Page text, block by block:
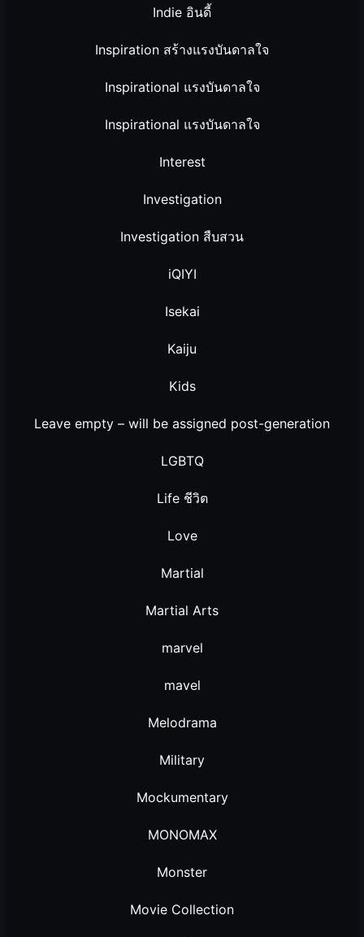
Indie อินดี้
Inspiration สร้างแรงบันดาลใจ
Inspirational แรงบันดาลใจ
Inspirational แรงบันดาลใจ
Interest
Investigation
Investigation สืบสวน
iQIYI
Isekai
Kaiju
Kids
Leave empty – will be assigned post-generation
LGBTQ
Life ชีวิต
Love
Martial
Martial Arts
marvel
mavel
Melodrama
Military
Mockumentary
MONOMAX
Monster
Movie Collection